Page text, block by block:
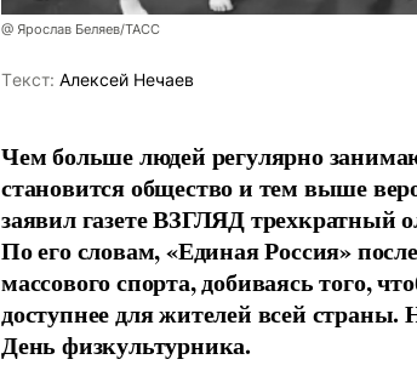
@ Ярослав Беляев/ТАСС
Tекст: Алексей Нечаев
Чем больше людей регулярно
становится общество и тем выше
заявил газете ВЗГЛЯД
По его словам, «Единая Россия»
массового спорта, добиваясь того,
доступнее для жителей всей страны.
День физкультурника.